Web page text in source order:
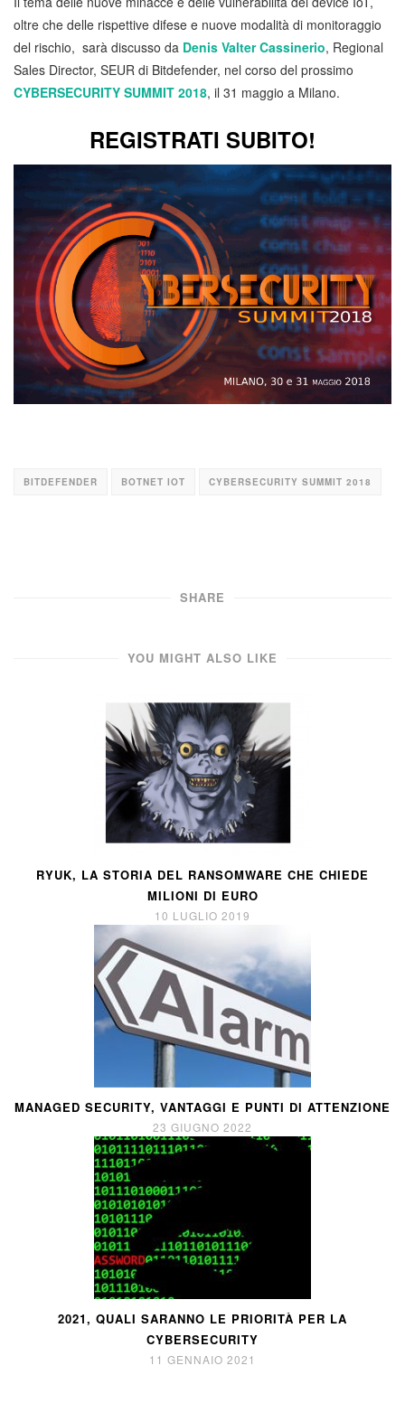
oltre che delle rispettive difese e nuove modalità di monitoraggio
del rischio, sarà discusso da Denis Valter Cassinerio, Regional
Sales Director, SEUR di Bitdefender, nel corso del prossimo
CYBERSECURITY SUMMIT 2018, il 31 maggio a Milano.
REGISTRATI SUBITO!
BITDEFENDER BOTNET IOT CYBERSECURITY SUMMIT 2018
SHARE
YOU MIGHT ALSO LIKE
RYUK, LA STORIA DEL RANSOMWARE CHE CHIEDE
MILIONI DI EURO
10 LUGLIO 2019
MANAGED SECURITY, VANTAGGI E PUNTI DI ATTENZIONE
23 GIUGNO 2022
2021, QUALI SARANNO LE PRIORITÀ PER LA
CYBERSECURITY
11 GENNAIO 2021